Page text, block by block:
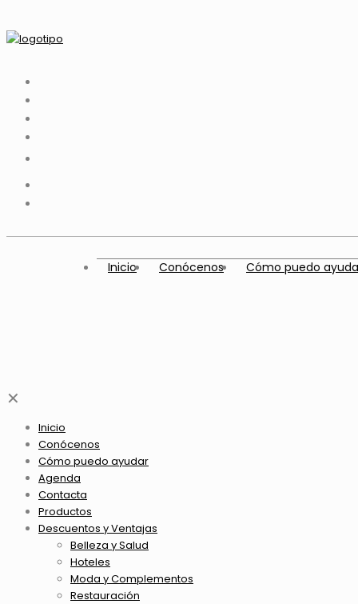
Inicio Conócenos Cómo puedo
✕
Inicio
Conócenos
Cómo puedo ayudar
Agenda
Contacta
Productos
Descuentos y Ventajas
Belleza y Salud
Hoteles
Moda y Complementos
Restauración